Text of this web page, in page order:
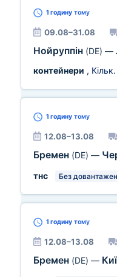
1 годину тому
09.08–31.08
Нойруппін (DE) —
контейнери ,
1 годину тому
12.08–13.08
Бремен (DE) —
тнс
Без
1 годину тому
12.08–13.08
Бремен (DE) —